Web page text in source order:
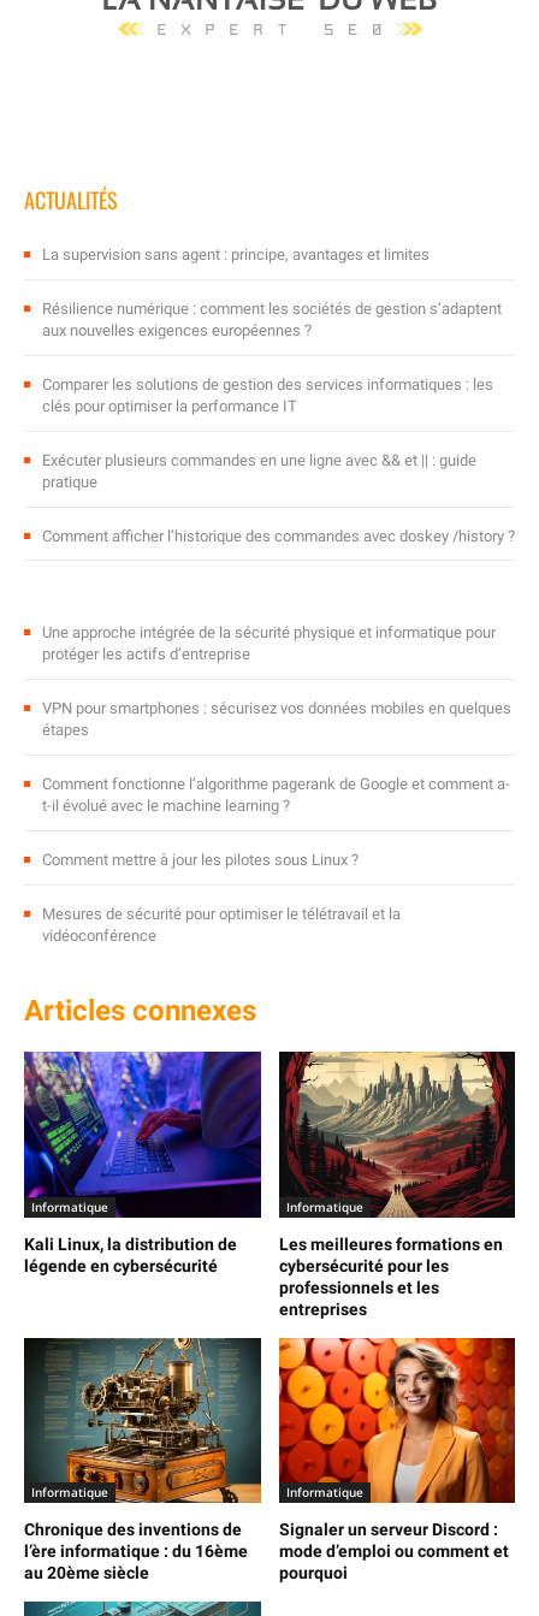
ACTUALITÉS
La supervision sans agent : principe, avantages et limites
Résilience numérique : comment les sociétés de gestion s’adaptent
aux nouvelles exigences européennes ?
Comparer les solutions de gestion des services informatiques : les
clés pour optimiser la performance IT
Exécuter plusieurs commandes en une ligne avec && et || : guide
pratique
Comment afficher l’historique des commandes avec doskey /history ?
Une approche intégrée de la sécurité physique et informatique pour
protéger les actifs d’entreprise
VPN pour smartphones : sécurisez vos données mobiles en quelques
étapes
Comment fonctionne l’algorithme pagerank de Google et comment a-
t-il évolué avec le machine learning ?
Comment mettre à jour les pilotes sous Linux ?
Mesures de sécurité pour optimiser le télétravail et la
vidéoconférence
Articles connexes
Informatique
Kali Linux, la distribution de
légende en cybersécurité
Informatique
Les meilleures formations en
cybersécurité pour les
professionnels et les
entreprises
Informatique
Chronique des inventions de
l’ère informatique : du 16ème
au 20ème siècle
Informatique
Signaler un serveur Discord :
mode d’emploi ou comment et
pourquoi